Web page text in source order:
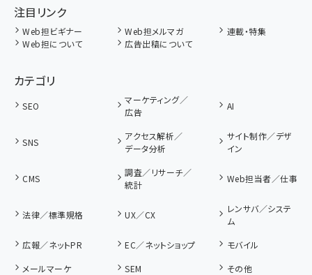
注目リンク
Web担ビギナー Web担メルマガ
連載・特集
Web担について
広告出稿について
カテゴリ
SEO
マーケティング／
広告
AI
SNS
アクセス解析／
データ分析
サイト制作／デザ
イン
CMS
調査／リサーチ／
統計
Web担当者／仕事
法律／標準規格 UX／CX
レンサバ／システ
ム
広報／ネットPR
EC／ネットショップ
モバイル
メールマーケ
SEM その他